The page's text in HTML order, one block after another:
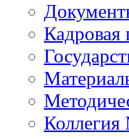
Кадровая